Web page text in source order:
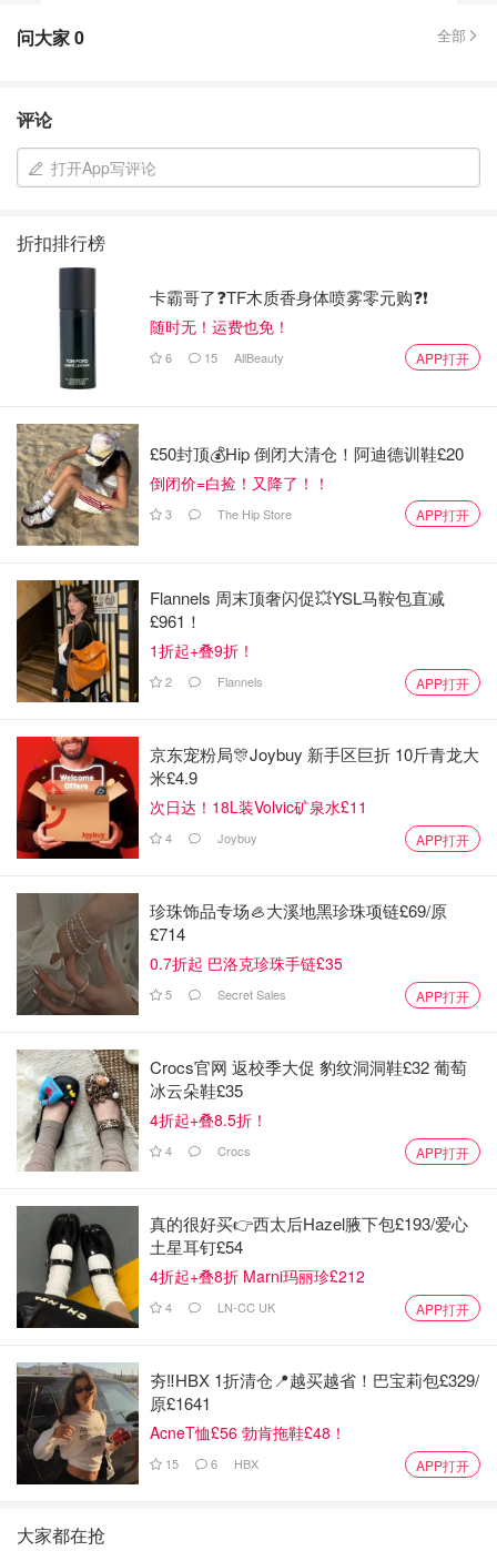
问大家0 全部
评论
打开App写评论
折扣排行榜
卡霸哥了❓TF木质香身体喷雾零元购❓❗
随时无！运费也免！
6 15 AllBeauty APP打开
£50封顶💰Hip 倒闭大清仓！阿迪德训鞋£20
倒闭价=白捡！又降了！！
3 The Hip Store APP打开
Flannels 周末顶奢闪促💥YSL马鞍包直减
£961！
1折起+叠9折！
2 Flannels APP打开
京东宠粉局🎊Joybuy 新手区巨折 10斤青龙大
米£4.9
次日达！18L装Volvic矿泉水£11
4 Joybuy APP打开
珍珠饰品专场🦪大溪地黑珍珠项链£69/原
£714
0.7折起 巴洛克珍珠手链£35
5 Secret Sales APP打开
Crocs官网 返校季大促 豹纹洞洞鞋£32 葡萄
冰云朵鞋£35
4折起+叠8.5折！
4 Crocs APP打开
真的很好买👉西太后Hazel腋下包£193/爱心
土星耳钉£54
4折起+叠8折 Marni玛丽珍£212
4 LN-CC UK APP打开
夯‼️HBX 1折清仓📍越买越省！巴宝莉包£329/
原£1641
AcneT恤£56 勃肯拖鞋£48！
15 6 HBX APP打开
大家都在抢